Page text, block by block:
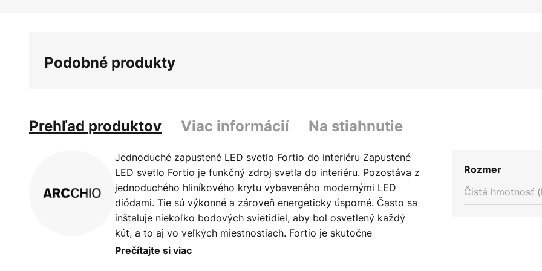
obrázkov
Podobné produkty
Prehľad produktov Viac informácií Na stiahnutie
Jednoduché zapustené LED svetlo Fortio do interiéru Zapustené
LED svetlo Fortio je funkčný zdroj svetla do interiéru. Pozostáva z
jednoduchého hliníkového krytu vybaveného modernými LED
diódami. Tie sú výkonné a zároveň energeticky úsporné. Často sa
inštaluje niekoľko bodových svietidiel, aby bol osvetlený každý
kút, a to aj vo veľkých miestnostiach. Fortio je skutočne
všestranný, pretože takéto nenápadné bodové svietidlo sa dá
Prečítajte si viac
Rozmer
Čistá hmotnosť